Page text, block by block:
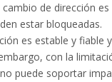
de dirección
estar bloqueadas.
es estable y fiable
con la
puede soportar